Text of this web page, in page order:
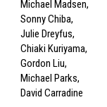
Michael Madsen,
Sonny Chiba,
Julie Dreyfus,
Chiaki Kuriyama,
Gordon Liu,
Michael Parks,
David Carradine